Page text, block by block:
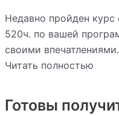
Недавно пройден курс
520ч. по вашей
своими впечатлениями.
Читать полностью
Готовы